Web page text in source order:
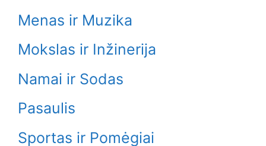
Menas ir Muzika
Mokslas ir Inžinerija
Namai ir Sodas
Pasaulis
Sportas ir Pomėgiai